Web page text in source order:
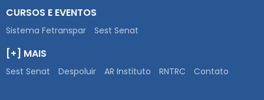
CURSOS E EVENTOS
Sistema Fetranspar Sest Senat
[+] MAIS
Sest Senat Despoluir AR Instituto RNTRC Contato